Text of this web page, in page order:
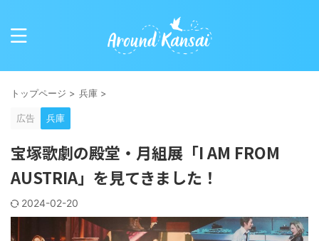
トップページ > 兵庫 >
広告 兵庫
宝塚歌劇の殿堂・月組展「I AM FROM
AUSTRIA」を見てきました！
2024-02-20